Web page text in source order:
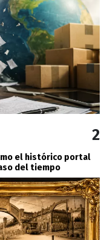
2
el histórico portal
del tiempo